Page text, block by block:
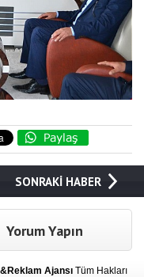
SONRAKİ HABER
Yorum Yapın
Ajansı Tüm Hakları